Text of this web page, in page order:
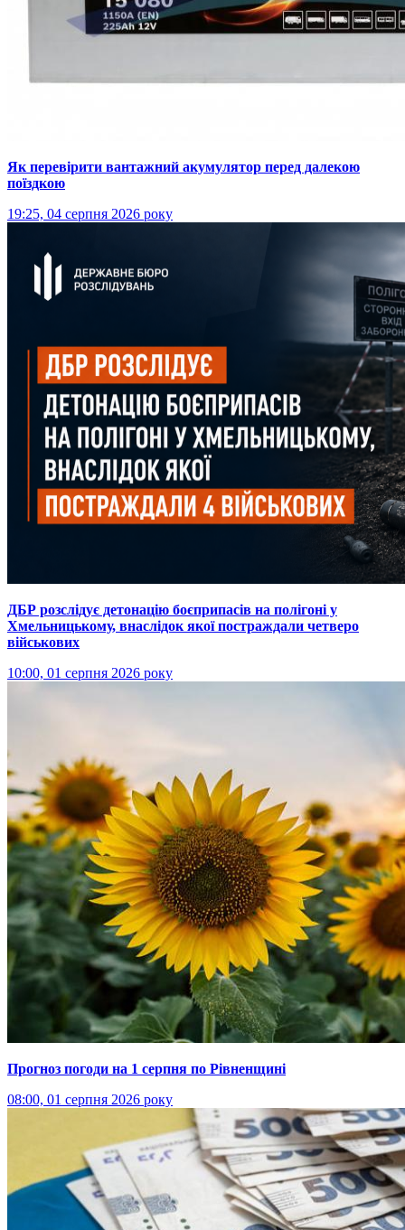
Як перевірити вантажний акумулятор перед далекою
поїздкою
19:25, 04 серпня 2026 року
ДБР розслідує детонацію боєприпасів на полігоні у
Хмельницькому, внаслідок якої постраждали четверо
військових
10:00, 01 серпня 2026 року
Прогноз погоди на 1 серпня по Рівненщині
08:00, 01 серпня 2026 року